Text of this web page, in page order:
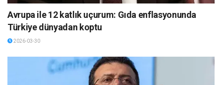
Avrupa ile 12 katlık uçurum: Gıda enflasyonunda
Türkiye dünyadan koptu
2026-03-30